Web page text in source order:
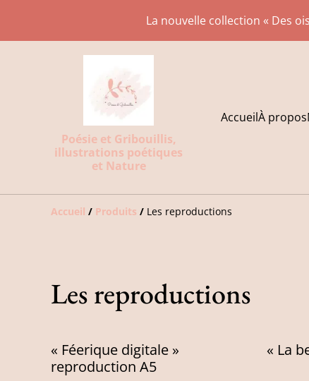
La nouvelle collection « Des
Poésie et Gribouillis,
illustrations poétiques
et Nature
AccueilÀ propos
Accueil / Produits / Les reproductions
Les reproductions
« Féerique digitale »
reproduction A5
« La